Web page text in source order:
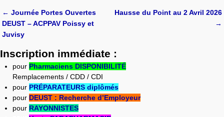
Navigation des articles
← Journée Portes Ouvertes
DEUST – ACPPAV Poissy et
Juvisy
Hausse du Point au 2 Avril 2026
→
Inscription immédiate :
pour Pharmaciens DISPONIBILITÉ
Remplacements / CDD / CDI
pour PRÉPARATEURS diplômés
pour DEUST : Recherche d’Employeur
pour RAYONNISTES